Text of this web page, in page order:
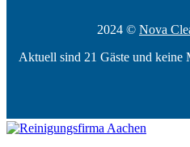
2024 © Nova
Aktuell sind 21 Gäste und keine